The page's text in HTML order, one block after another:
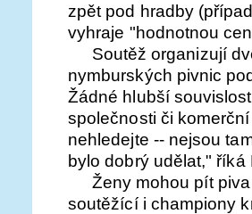
zpět pod hradby
vyhraje "hodnotnou
Soutěž organizují
nymburských pivnic
Žádné hlubší
společnosti či
nehledejte -- nejsou
bylo dobrý udělat," říká
Ženy mohou pít
soutěžící i championy